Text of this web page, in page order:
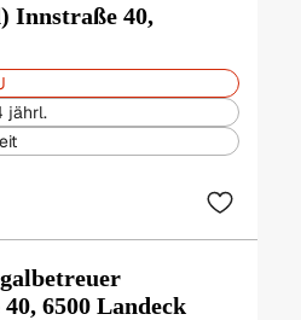
Innstraße 40,
jährl.
6500 Landeck